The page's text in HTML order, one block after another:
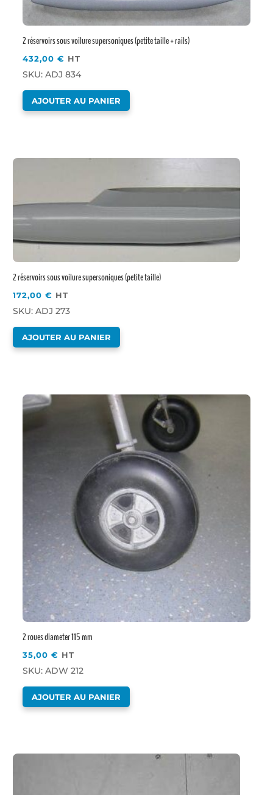
2 réservoirs sous voilure supersoniques (petite taille + rails)
432,00€ HT
SKU: ADJ 834
AJOUTER AU PANIER
2 réservoirs sous voilure supersoniques (petite taille)
172,00€ HT
SKU: ADJ 273
AJOUTER AU PANIER
2 roues diameter 115 mm
35,00€ HT
SKU: ADW 212
AJOUTER AU PANIER